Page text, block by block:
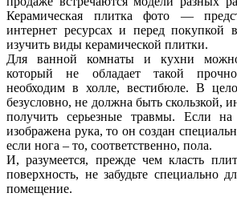
Керамическая плитка фото —
интернет ресурсах и перед покупкой
изучить виды керамической плитки.
Для ванной комнаты и кухни
который не обладает такой
необходим в холле, вестибюле. В
безусловно, не должна быть скользкой,
получить серьезные травмы. Если
изображена рука, то он создан
если нога – то, соответственно, пола.
И, разумеется, прежде чем класть
поверхность, не забудьте специально
помещение.